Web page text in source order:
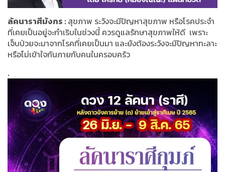
ลัคนาราศีมังกร :สุขภาพ ระวังจะมีปัญหาสุขภาพ หรือโรคประจำ
ที่เคยเป็นอยู่จะกำเริบในช่วงนี้ ควรดูแลรักษาสุขภาพให้ดี เพราะ
เจ็บป่วยจะมาจากโรคที่เคยเป็นมา และยังต้องระวังจะมีปัญหาทะลาะ
หรือไม่เข้าใจกันภายกับคนในครอบครัว
.